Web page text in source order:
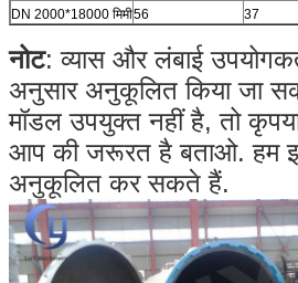
DN 2000*18000 मिमी56 37
नोट: व्यास और लंबाई
अनुसार अनुकूलित किया जा
मॉडल उपयुक्त नहीं है, तो
आप की जरूरत है बताओ. हम
अनुकूलित कर सकते हैं.